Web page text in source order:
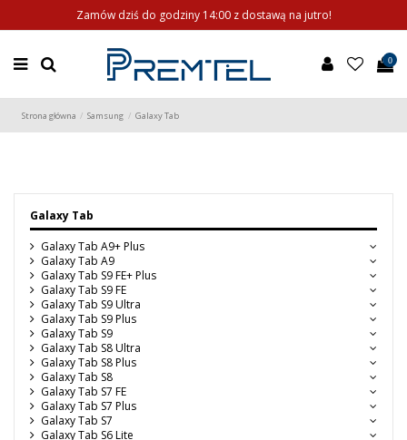
Zamów dziś do godziny 14:00 z dostawą na jutro!
0
Strona główna Samsung Galaxy Tab
Galaxy Tab
Galaxy Tab A9+ Plus
Galaxy Tab A9
Galaxy Tab S9 FE+ Plus
Galaxy Tab S9 FE
Galaxy Tab S9 Ultra
Galaxy Tab S9 Plus
Galaxy Tab S9
Galaxy Tab S8 Ultra
Galaxy Tab S8 Plus
Galaxy Tab S8
Galaxy Tab S7 FE
Galaxy Tab S7 Plus
Galaxy Tab S7
Galaxy Tab S6 Lite